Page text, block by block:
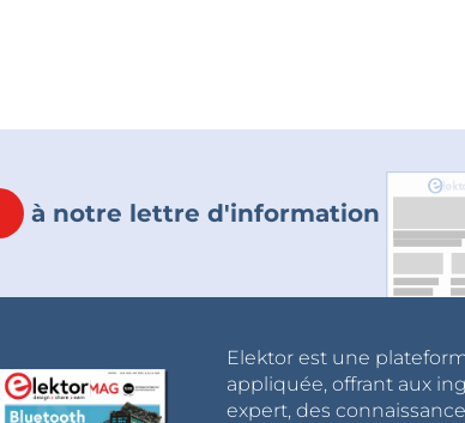
à notre lettre d'information
Elektor est une
appliquée, offrant aux
expert, des